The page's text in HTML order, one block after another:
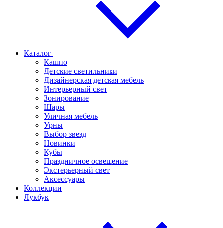
Каталог
Кашпо
Детские светильники
Дизайнерская детская мебель
Интерьерный свет
Зонирование
Шары
Уличная мебель
Урны
Выбор звезд
Новинки
Кубы
Праздничное освещение
Экстерьерный свет
Аксессуары
Коллекции
Лукбук